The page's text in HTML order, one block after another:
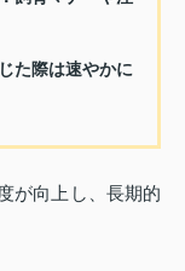
た際は速やかに
が向上し、長期的